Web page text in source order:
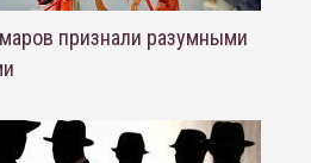
признали разумными